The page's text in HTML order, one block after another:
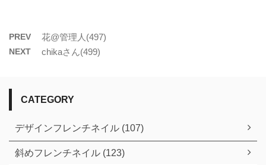
PREV 花@管理人(497)
NEXT chikaさん(499)
CATEGORY
デザインフレンチネイル (107)
斜めフレンチネイル (123)